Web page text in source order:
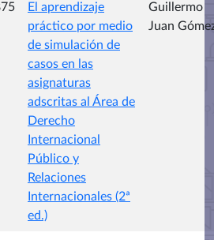
El aprendizaje
práctico por medio
de simulación de
casos en las
asignaturas
adscritas al Área de
Derecho
Internacional
Público y
Relaciones
Internacionales (2ª
ed.)
Guillermo
Juan